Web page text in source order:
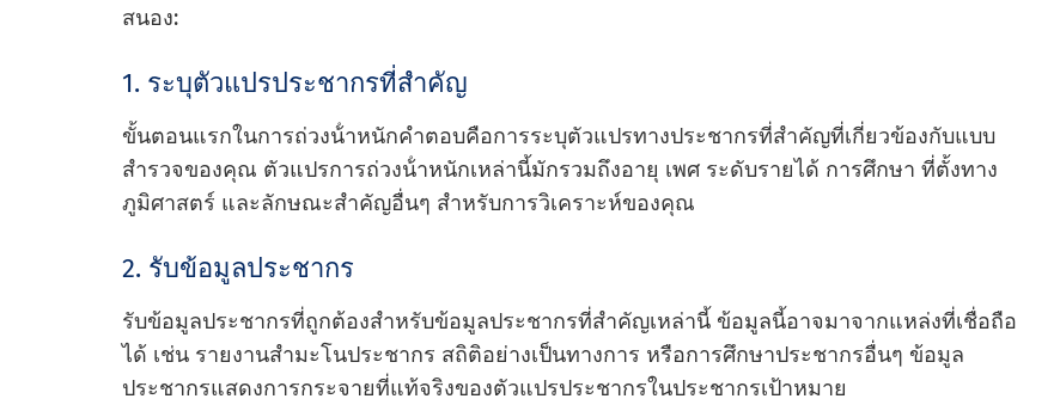
สนอง:
1. ระบุตัวแปรประชากรที่สําคัญ
ขั้นตอนแรกในการถ่วงน้ําหนักคําตอบคือการระบุตัวแปรทางประชากรที่สําคัญที่เกี่ยวข้องกับแบบ
สํารวจของคุณ ตัวแปรการถ่วงน้ําหนักเหล่านี้มักรวมถึงอายุ เพศ ระดับรายได้ การศึกษา ที่ตั้งทาง
ภูมิศาสตร์ และลักษณะสําคัญอื่นๆ สําหรับการวิเคราะห์ของคุณ
2. รับข้อมูลประชากร
รับข้อมูลประชากรที่ถูกต้องสําหรับข้อมูลประชากรที่สําคัญเหล่านี้ ข้อมูลนี้อาจมาจากแหล่งที่เชื่อถือ
ได้ เช่น รายงานสํามะโนประชากร สถิติอย่างเป็นทางการ หรือการศึกษาประชากรอื่นๆ ข้อมูล
ประชากรแสดงการกระจายที่แท้จริงของตัวแปรประชากรในประชากรเป้าหมาย